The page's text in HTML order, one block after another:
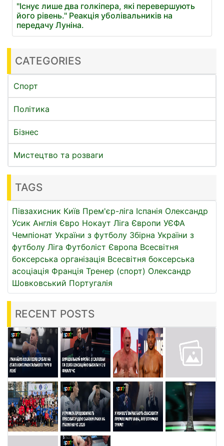
"Існує лише два голкіпера, які перевершують
його рівень." Реакція уболівальників на
передачу Луніна.
CATEGORIES
Спорт
Політика
Бізнес
Мистецтво та розваги
TAGS
Півзахисник Київ Прем'єр-ліга Іспанія Олександр
Усик Англія Євро Нокаут Ліга Європи УЄФА
Чемпіонат України з футболу Збірна України з
футболу Ліга Футболіст Європа Всесвітня
боксерська організація Всесвітня боксерська
асоціація Франція Тренер (спорт) Олександр
Шовковський Португалія
RECENT POSTS